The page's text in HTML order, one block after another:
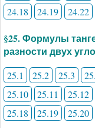
24.18
24.19 24.22
§25. Формулы
разности двух
25.1 25.2 25.3
25.10
25.11 25.12
25.18
25.19 25.20